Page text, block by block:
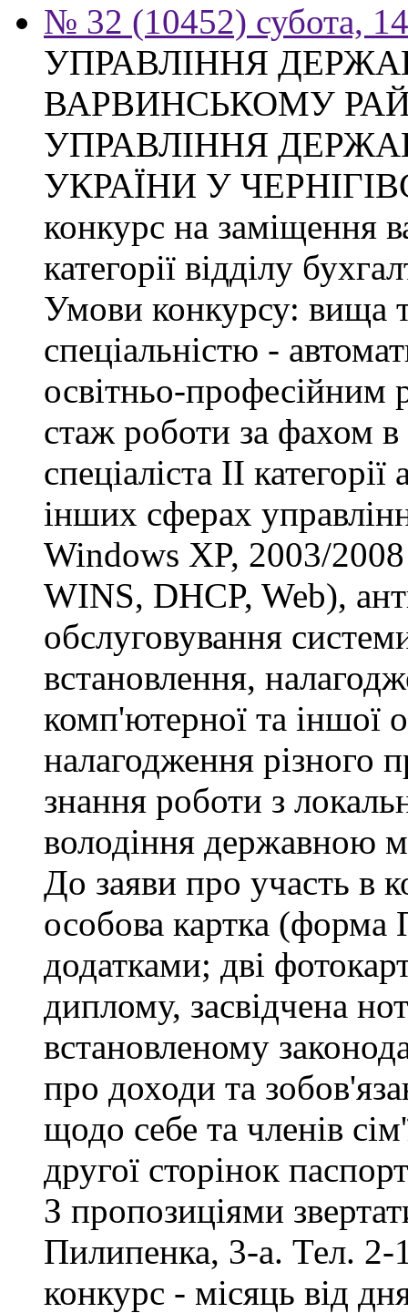
№ 32 (10452) субота,
УПРАВЛІННЯ
ВАРВИНСЬКОМУ
УПРАВЛІННЯ
УКРАЇНИ У
конкурс на заміщення
категорії відділу
Умови конкурсу: вища
спеціальністю -
освітньо-професійним
стаж роботи за фахом в
спеціаліста ІІ
інших сферах
Windows XP, 2003/
WINS, DHCP, Web),
обслуговування
встановлення,
комп'ютерної та іншої
налагодження різного
знання роботи з
володіння державною
До заяви про участь в
особова картка
додатками; дві
диплому, засвідчена
встановленому
про доходи та
щодо себе та членів
другої сторінок
З пропозиціями
Пилипенка, 3-а. Тел. 2-
конкурс - місяць від